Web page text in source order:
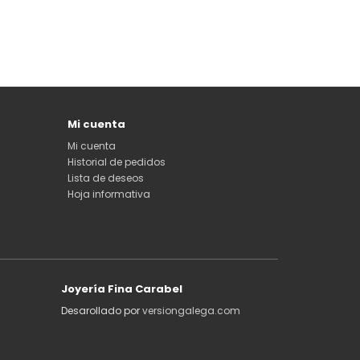
Mi cuenta
Mi cuenta
Historial de pedidos
Lista de deseos
Hoja informativa
Joyería Fina Carabel
Desarollado porversiongalega.com